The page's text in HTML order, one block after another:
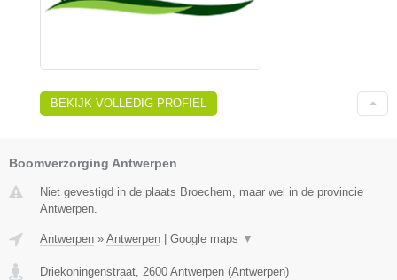
BEKIJK VOLLEDIG PROFIEL
Boomverzorging Antwerpen
Niet gevestigd in de plaats Broechem, maar wel in de provincie
Antwerpen.
Antwerpen » Antwerpen | Google maps ▼
Driekoningenstraat 2600 Antwerpen (Antwerpen)